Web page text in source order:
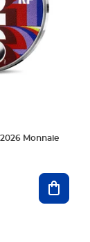
Monnaie